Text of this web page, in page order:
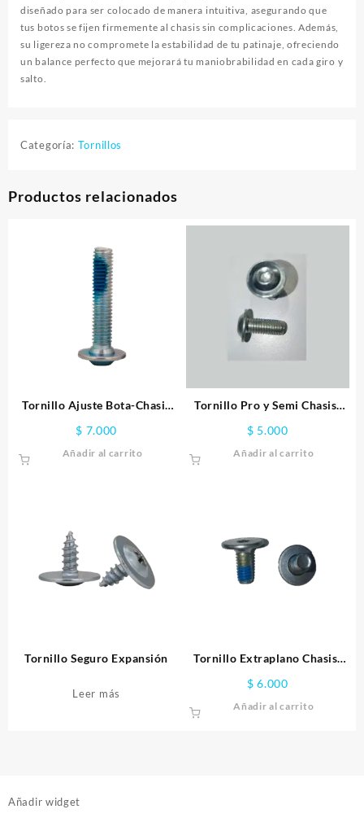
diseñado para ser colocado de manera intuitiva, asegurando que
tus botos se fijen firmemente al chasis sin complicaciones. Además,
su ligereza no compromete la estabilidad de tu patinaje, ofreciendo
un balance perfecto que mejorará tu maniobrabilidad en cada giro y
salto.
Categoría: Tornillos
Productos relacionados
Tornillo Ajuste Bota-Chasis
30mm
$ 7.000
Añadir al carrito
Tornillo Pro y Semi Chasis-
$ 5.000
Añadir al carrito
Tornillo Seguro Expansión
Leer más
Tornillo Extraplano Chasis-
$ 6.000
Añadir al carrito
Añadir widget